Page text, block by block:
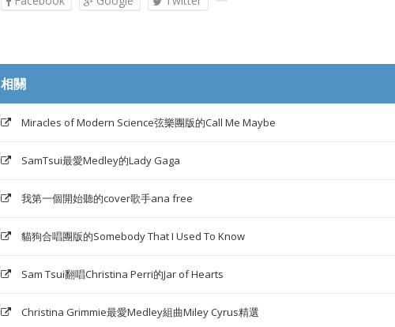
相關
Miracles of Modern Science弦樂團版的Call Me Maybe
SamTsui最愛Medley的Lady Gaga
我第一個開始聽的cover歌手ana free
貓狗合唱團版的Somebody That I Used To Know
Sam Tsui翻唱Christina Perri的Jar of Hearts
Christina Grimmie最愛Medley組曲Miley Cyrus精選